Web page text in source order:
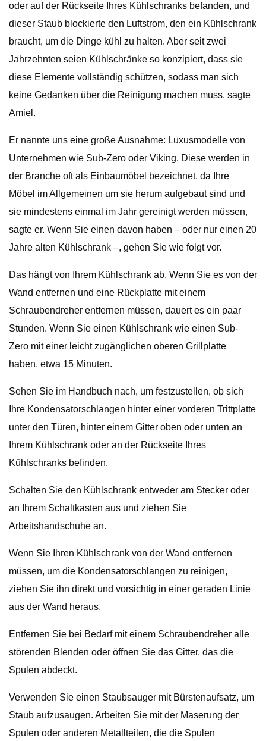
oder auf der Rückseite Ihres Kühlschranks befanden, und
dieser Staub blockierte den Luftstrom, den ein Kühlschrank
braucht, um die Dinge kühl zu halten. Aber seit zwei
Jahrzehnten seien Kühlschränke so konzipiert, dass sie
diese Elemente vollständig schützen, sodass man sich
keine Gedanken über die Reinigung machen muss, sagte
Amiel.
Er nannte uns eine große Ausnahme: Luxusmodelle von
Unternehmen wie Sub-Zero oder Viking. Diese werden in
der Branche oft als Einbaumöbel bezeichnet, da Ihre
Möbel im Allgemeinen um sie herum aufgebaut sind und
sie mindestens einmal im Jahr gereinigt werden müssen,
sagte er. Wenn Sie einen davon haben – oder nur einen 20
Jahre alten Kühlschrank –, gehen Sie wie folgt vor.
Das hängt von Ihrem Kühlschrank ab. Wenn Sie es von der
Wand entfernen und eine Rückplatte mit einem
Schraubendreher entfernen müssen, dauert es ein paar
Stunden. Wenn Sie einen Kühlschrank wie einen Sub-
Zero mit einer leicht zugänglichen oberen Grillplatte
haben, etwa 15 Minuten.
Sehen Sie im Handbuch nach, um festzustellen, ob sich
Ihre Kondensatorschlangen hinter einer vorderen Trittplatte
unter den Türen, hinter einem Gitter oben oder unten an
Ihrem Kühlschrank oder an der Rückseite Ihres
Kühlschranks befinden.
Schalten Sie den Kühlschrank entweder am Stecker oder
an Ihrem Schaltkasten aus und ziehen Sie
Arbeitshandschuhe an.
Wenn Sie Ihren Kühlschrank von der Wand entfernen
müssen, um die Kondensatorschlangen zu reinigen,
ziehen Sie ihn direkt und vorsichtig in einer geraden Linie
aus der Wand heraus.
Entfernen Sie bei Bedarf mit einem Schraubendreher alle
störenden Blenden oder öffnen Sie das Gitter, das die
Spulen abdeckt.
Verwenden Sie einen Staubsauger mit Bürstenaufsatz, um
Staub aufzusaugen. Arbeiten Sie mit der Maserung der
Spulen oder anderen Metallteilen, die die Spulen